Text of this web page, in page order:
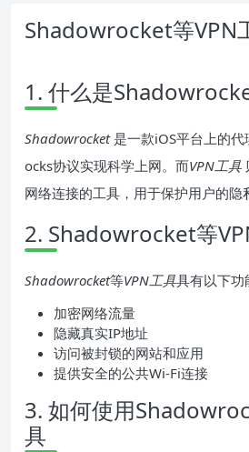
Shadowrocket等VPN
1. 什么是
Shadowrocket是一款iOS平台上的
ocks协议实现科学上网。而VPN工具
网络连接的工具，用于保护用户的隐
2. Shadowrocket等
Shadowrocket等VPN工具具有以下功
加密网络流量
隐藏真实IP地址
访问被封锁的网站和应用
提供安全的公共Wi-Fi连接
3. 如何使用
具